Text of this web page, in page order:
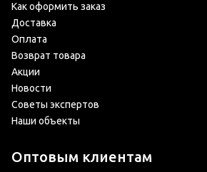
Как оформить заказ
Доставка
Оплата
Возврат товара
Акции
Новости
Советы экспертов
Наши объекты
Оптовым клиентам